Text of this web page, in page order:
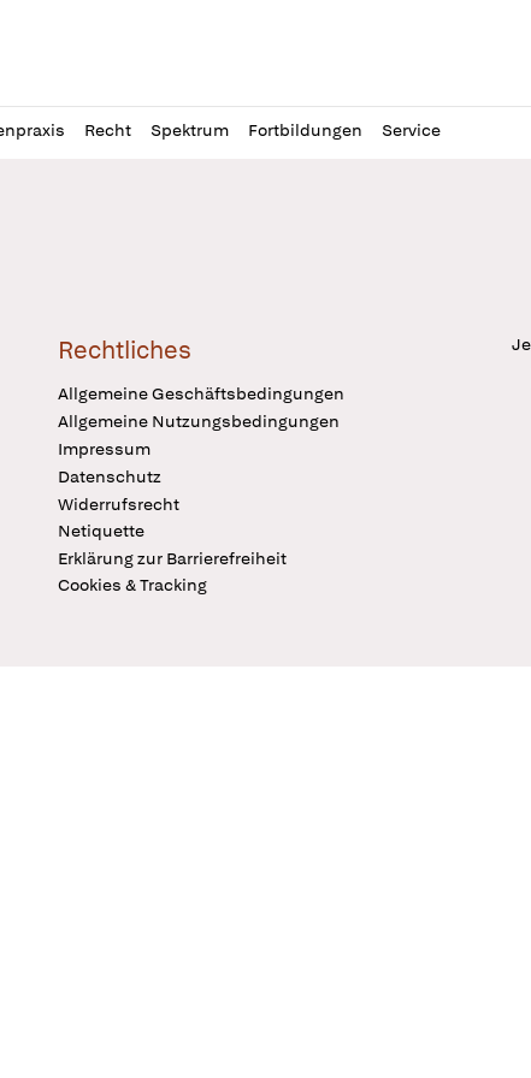
Recht Spektrum Fortbildungen Service
Rechtliches
Allgemeine Geschäftsbedingungen
Allgemeine Nutzungsbedingungen
Impressum
Datenschutz
Widerrufsrecht
Netiquette
Erklärung zur Barrierefreiheit
Cookies & Tracking